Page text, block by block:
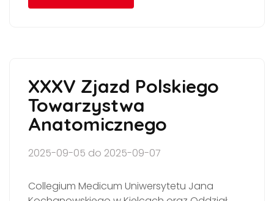
XXXV Zjazd Polskiego
Towarzystwa
Anatomicznego
2025-09-05 do 2025-09-07
Collegium Medicum Uniwersytetu Jana